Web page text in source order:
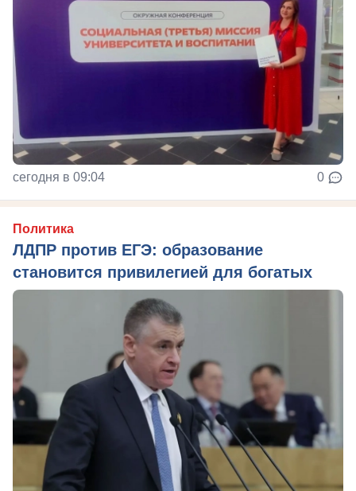
сегодня в 09:04 0
Политика
ЛДПР против ЕГЭ: образование
становится привилегией для богатых